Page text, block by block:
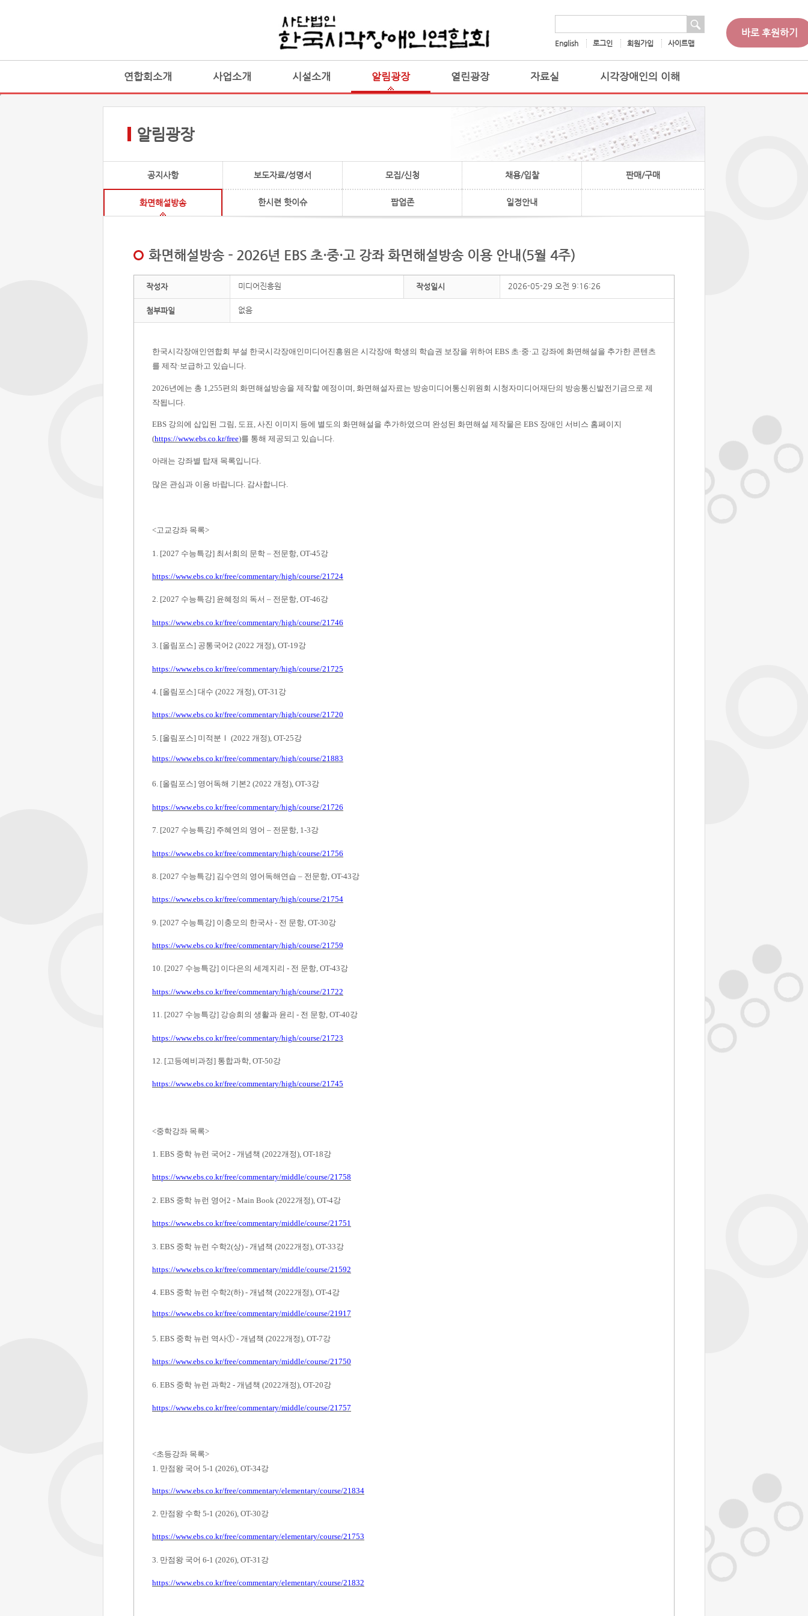
English 로그인 회원가입 사이트맵
바로 후원하기
연합회소개 사업소개 시설소개 알림광장 열린광장 자료실 시각장애인의 이해
알림광장
공지사항 보도자료/성명서 모집/신청 채용/입찰 판매/구매
화면해설방송 한시련 핫이슈 팝업존 일정안내
화면해설방송 - 2026년 EBS 초·중·고 강좌 화면해설방송 이용 안내(5월 4주)
작성자 미디어진흥원 작성일시 2026-05-29 오전 9:16:26
첨부파일 없음
한국시각장애인연합회 부설 한국시각장애인미디어진흥원은 시각장애 학생의 학습권 보장을 위하여 EBS 초·중·고 강좌에 화면해설을 추가한 콘텐츠
를 제작·보급하고 있습니다.
2026년에는 총 1,255편의 화면해설방송을 제작할 예정이며
화면해설자료는 방송미디어통신위원회 시청자미디어재단의 방송통신발전기금으로 제
작됩니다
EBS 강의에 삽입된 그림 , 도표, 사진 이미지 등에 별도의 화면해설을 추가하였으며 완성된 화면해설 제작물은 EBS 장애인 서비스 홈페이지
(https://www.ebs.co.kr/free)를 통해 제공되고 있습니다.
아래는 강좌별 탑재 목록입니다.
많은 관심과 이용 바랍니다 감사합니다
<고교강좌 목록>
1. [2027 수능특강] 최서희의 문학 – 전문항 , OT-45강
https://www.ebs.co.kr/free/commentary/high/course/21724
2. [2027 수능특강] 윤혜정의 독서 – 전문항, OT-46강
https://www.ebs.co.kr/free/commentary/high/course/21746
3. [올림포스] 공통국어 2 (2022 개정), OT-19강
https://www.ebs.co.kr/free/commentary/high/course/21725
4. [올림포스] 대수 (2022 개정), OT-31강
https://www.ebs.co.kr/free/commentary/high/course/21720
5. [올림포스] 미적분 Ⅰ (2022 개정), OT-25강
https://www.ebs.co.kr/free/commentary/high/course/21883
6. [올림포스] 영어독해 기본2 (2022 개정), OT-3강
https://www.ebs.co.kr/free/commentary/high/course/21726
7. [2027 수능특강] 주혜연의 영어 – 전문항, 1-3강
https://www.ebs.co.kr/free/commentary/high/course/21756
8. [2027 수능특강] 김수연의 영어독해연습 – 전문항, OT-43강
https://www.ebs.co.kr/free/commentary/high/course/21754
9. [2027 수능특강] 이충모의 한국사 - 전 문항 , OT-30강
https://www.ebs.co.kr/free/commentary/high/course/21759
10. [2027 수능특강] 이다은의 세계지리 - 전 문항, OT-43강
https://www.ebs.co.kr/free/commentary/high/course/21722
11. [2027 수능특강] 강승희의 생활과 윤리 - 전 문항, OT-40강
https://www.ebs.co.kr/free/commentary/high/course/21723
12. [고등예비과정] 통합과학, OT-50강
https://www.ebs.co.kr/free/commentary/high/course/21745
<중학강좌 목록>
1. EBS 중학 뉴런 국어 2 - 개념책 (2022개정), OT-18강
https://www.ebs.co.kr/free/commentary/middle/course/21758
2. EBS 중학 뉴런 영어2 - Main Book (2022개정), OT-4강
https://www.ebs.co.kr/free/commentary/middle/course/21751
3. EBS 중학 뉴런 수학2(상) - 개념책 (2022개정), OT-33강
https://www.ebs.co.kr/free/commentary/middle/course/21592
4. EBS 중학 뉴런 수학2(하) - 개념책 (2022개정), OT-4강
https://www.ebs.co.kr/free/commentary/middle/course/21917
5. EBS 중학 뉴런 역사① - 개념책 (2022개정), OT-7강
https://www.ebs.co.kr/free/commentary/middle/course/21750
6. EBS 중학 뉴런 과학2 - 개념책 (2022개정), OT-20강
https://www.ebs.co.kr/free/commentary/middle/course/21757
<초등강좌 목록>
1. 만점왕 국어 5-1 (2026), OT-34강
https://www.ebs.co.kr/free/commentary/elementary/course/21834
2. 만점왕 수학 5-1 (2026), OT-30강
https://www.ebs.co.kr/free/commentary/elementary/course/21753
3. 만점왕 국어 6-1 (2026), OT-31강
https://www.ebs.co.kr/free/commentary/elementary/course/21832